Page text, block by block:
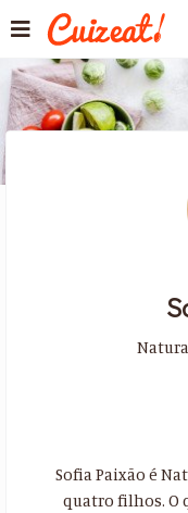
Sofia Paixão é
quatro filhos. O